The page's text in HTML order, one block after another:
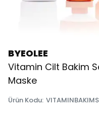
BYEOLEE
Vitamin Cilt Bakim
Maske
Ürün Kodu: